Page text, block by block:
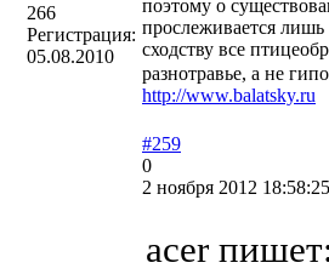
266
Регистрация:
05.08.2010
поэтому о
прослеживается лишь
сходству все
разнотравье, а не
http://www.balatsky.ru
#259
0
2 ноября 2012 18:58:25
acer